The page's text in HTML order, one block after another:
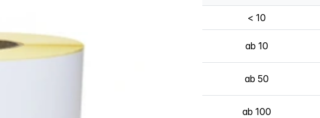
< 10
ab 10
ab 50
ab 100